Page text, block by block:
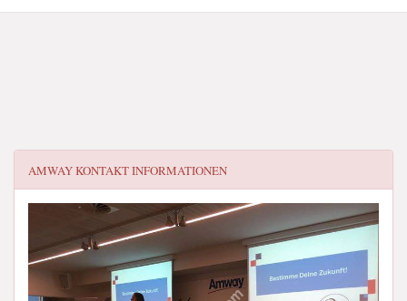
AMWAYKONTAKT INFORMATIONEN